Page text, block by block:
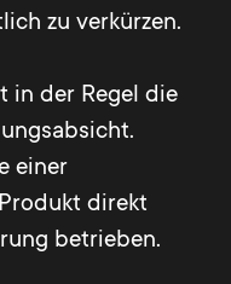
zu verkürzen.
in der Regel die
einer
direkt
betrieben.